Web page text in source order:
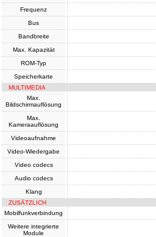
Frequenz
Bus
Bandbreite
Max. Kapazität
ROM-Typ
Speicherkarte
MULTIMEDIA
Max.
Bildschirmauflösung
Max.
Kameraauflösung
Videoaufnahme
Video-Wiedergabe
Video codecs
Audio codecs
Klang
ZUSÄTZLICH
Mobilfunkverbindung
Weitere integrierte
Module